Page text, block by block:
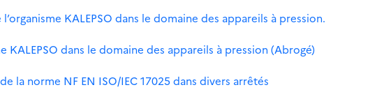
KALEPSO dans le domaine des appareils à pression.
dans le domaine des appareils à pression (Abrogé)
la norme NF EN ISO/IEC 17025 dans divers arrêtés